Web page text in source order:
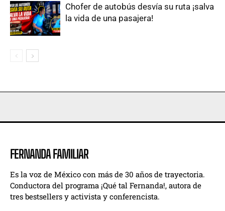
Chofer de autobús desvía su ruta ¡salva
la vida de una pasajera!
FERNANDA FAMILIAR
Es la voz de México con más de 30 años de trayectoria.
Conductora del programa ¡Qué tal Fernanda!, autora de
tres bestsellers y activista y conferencista.